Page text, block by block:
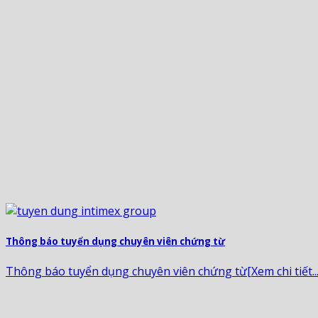
Thông báo tuyển dụng chuyên viên chứng từ
Thông báo tuyển dụng chuyên viên chứng từ[Xem chi